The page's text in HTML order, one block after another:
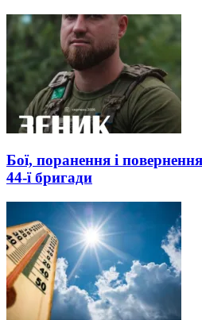
Бої, поранення і
44-ї бригади